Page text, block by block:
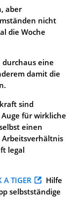
aber
nicht
die Woche
durchaus eine
damit die
sind
für wirkliche
einen
Arbeitsverhältnis
legal
A TIGER
Hilfe
selbstständige